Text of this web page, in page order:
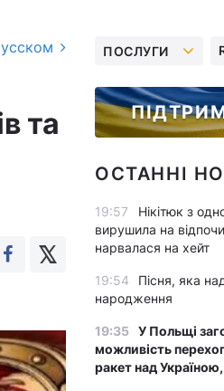
та
ПОСЛУГИ
ОСТАННІ
19:57
Нікітюк з
вирушила на
нарвалася на хейт
19:54
Пісня, яка
народження
19:35 У Польщі
можливість
ракет над